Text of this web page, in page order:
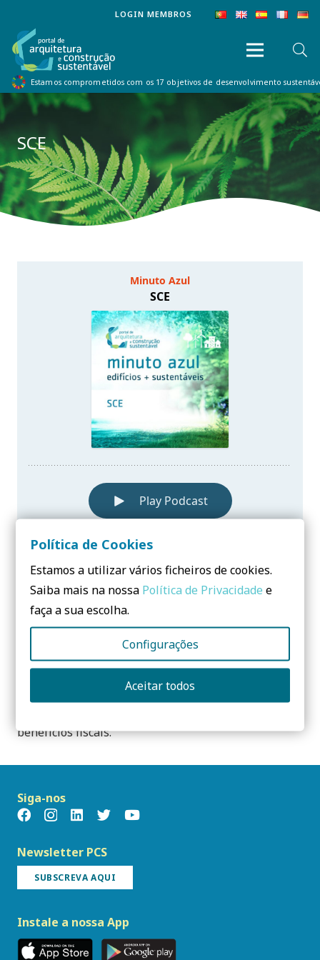
LOGIN MEMBROS
Estamos comprometidos com os 17 objetivos de desenvolvimento
SCE
O Sistema de Certificação Energética, permite
disponibilizar ao consumidor informação sobre o
desempenho energético do edifício, que inclui a
redução de custos em energia, a melhoria do
benefícios fiscais.
Siga-nos
Newsletter PCS
SUBSCREVA AQUI
Instale a nossa App
Política de Cookies
Estamos a utilizar vários ficheiros de cookies.
Saiba mais na nossa Política de Privacidade e
faça a sua escolha.
Configurações
Aceitar todos